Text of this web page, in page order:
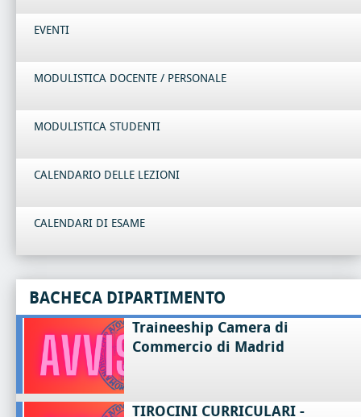
EVENTI
MODULISTICA DOCENTE / PERSONALE
MODULISTICA STUDENTI
CALENDARIO DELLE LEZIONI
CALENDARI DI ESAME
BACHECA DIPARTIMENTO
Traineeship Camera di
Commercio di Madrid
TIROCINI CURRICULARI -